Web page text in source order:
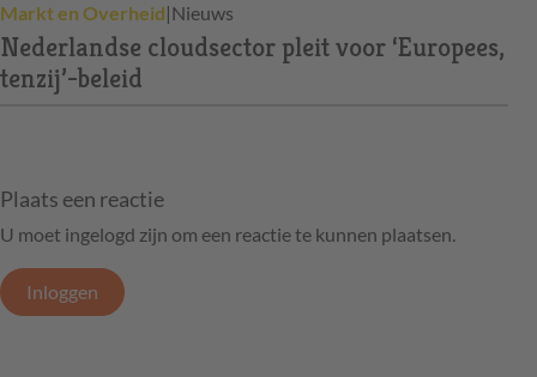
Markt en Overheid|Nieuws
Nederlandse cloudsector pleit voor ‘Europees,
tenzij’-beleid
Plaats een reactie
U moet ingelogd zijn om een reactie te kunnen plaatsen.
Inloggen